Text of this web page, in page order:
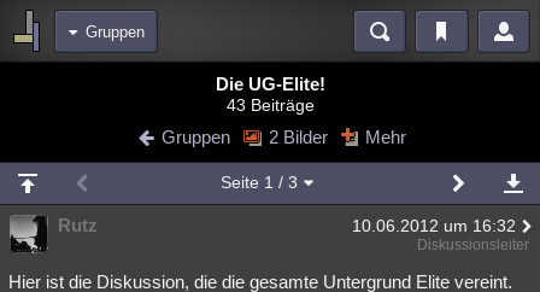
Gruppen
Blogs
Chat Wiki Neuigkeiten
meine Rubriken
Menschen Mystery Kriminalfälle
Spiritualität Verschwörungen Technologie Ufologie
Die UG-Elite!
43 Beiträge
Gruppen 2 Bilder Mehr
Seite 1 / 3
Rutz 10.06.2012 um 16:32
Diskussionsleiter
Hier ist die Diskussion, die die gesamte Untergrund Elite vereint.